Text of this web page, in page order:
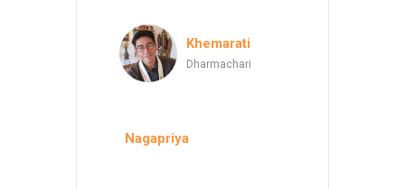
Khemarati
Dharmachari
Nagapriya